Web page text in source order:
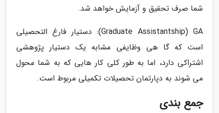
شما صرف تحقیق و آزمایش خواهد شد.
Graduate Assistantship) GA): دستیار فارغ التحصیلی
است که گا هی وظایفی مشابه یک دستیار پژوهشی
اشتراکی دارد، اما به طور کلی کار هایی که به شما محول
می شوند به دپارتمان تحصیلات تکمیلی مربوط است.
جمع بندی